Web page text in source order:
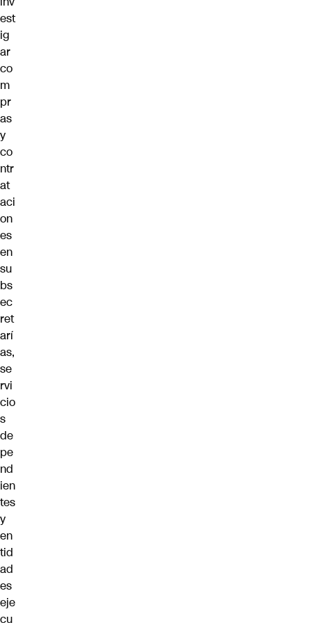
est
ig
ar
co
m
pr
as
y
co
ntr
at
aci
on
es
en
su
bs
ec
ret
arí
as,
se
rvi
cio
s
de
pe
nd
ien
tes
y
en
tid
ad
es
eje
cu